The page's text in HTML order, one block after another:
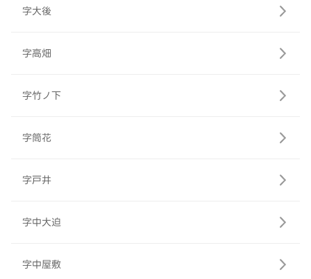
字大後
字高畑
字竹ノ下
字筒花
字戸井
字中大迫
字中屋敷